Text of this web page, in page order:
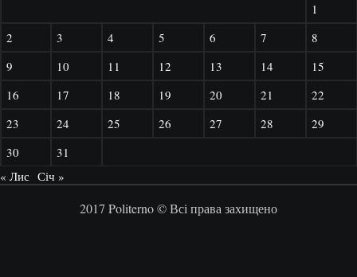
1
2
3 4 5 6 7
8
9
10 11 12 13 14
15
16
17 18 19 20 21
22
23
24 25 26 27 28
29
30
31
« Лис Січ »
2017 Politerno © Всі права захищено